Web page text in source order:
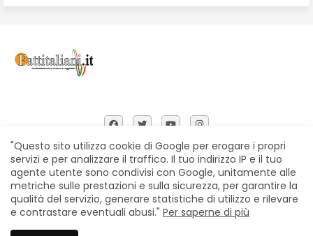
Home Chi siamo Contatti
Privacy Policy
Segnalazioni
All Right Reserved Copyright © Fattitaliani
"Questo sito utilizza cookie di Google per erogare i propri
servizi e per analizzare il traffico. Il tuo indirizzo IP e il tuo
agente utente sono condivisi con Google, unitamente alle
metriche sulle prestazioni e sulla sicurezza, per garantire la
qualità del servizio, generare statistiche di utilizzo e rilevare
e contrastare eventuali abusi." Per saperne di più